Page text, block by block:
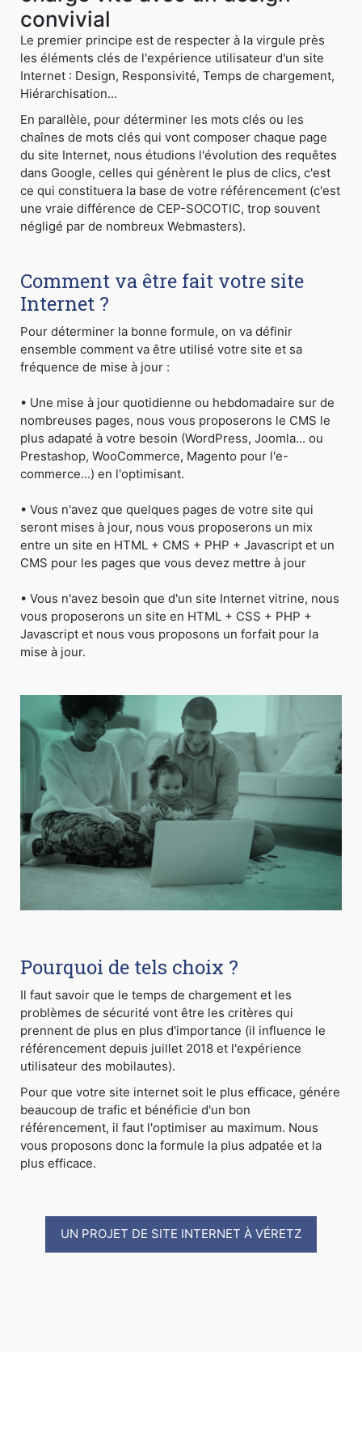
convivial
Le premier principe est de respecter à la virgule près
les éléments clés de l'expérience utilisateur d'un site
Internet : Design, Responsivité, Temps de chargement,
Hiérarchisation...
En parallèle, pour déterminer les mots clés ou les
chaînes de mots clés qui vont composer chaque page
du site Internet, nous étudions l'évolution des requêtes
dans Google, celles qui génèrent le plus de clics, c'est
ce qui constituera la base de votre référencement (c'est
une vraie différence de CEP-SOCOTIC, trop souvent
négligé par de nombreux Webmasters).
Comment va être fait votre site
Internet ?
Pour déterminer la bonne formule, on va définir
ensemble comment va être utilisé votre site et sa
fréquence de mise à jour :
• Une mise à jour quotidienne ou hebdomadaire sur de
nombreuses pages, nous vous proposerons le CMS le
plus adapaté à votre besoin (WordPress, Joomla... ou
Prestashop, WooCommerce, Magento pour l'e-
commerce...) en l'optimisant.
• Vous n'avez que quelques pages de votre site qui
seront mises à jour, nous vous proposerons un mix
entre un site en HTML + CMS + PHP + Javascript et un
CMS pour les pages que vous devez mettre à jour
• Vous n'avez besoin que d'un site Internet vitrine, nous
vous proposerons un site en HTML + CSS + PHP +
Javascript et nous vous proposons un forfait pour la
mise à jour.
Pourquoi de tels choix ?
Il faut savoir que le temps de chargement et les
problèmes de sécurité vont être les critères qui
prennent de plus en plus d'importance (il influence le
référencement depuis juillet 2018 et l'expérience
utilisateur des mobilautes).
Pour que votre site internet soit le plus efficace, génére
beaucoup de trafic et bénéficie d'un bon
référencement, il faut l'optimiser au maximum. Nous
vous proposons donc la formule la plus adpatée et la
plus efficace.
UN PROJET DE SITE INTERNET À VÉRETZ